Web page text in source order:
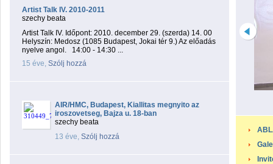
Artist Talk IV. 2010-2011
szechy beata
Artist Talk IV. Időpont: 2010. december 29. (szerda) 14. 00
Helyszín: Medosz (1085 Budapest, Jokai tér 9.) Az előadás
nyelve angol. 14:00 - 14:30 ...
15 éve, Szólj hozzá
AIR/HMC, Budapest, Kiallitas megnyito az
iroszovetseg, Bajza u. 18-ban
szechy beata
13 éve, Szólj hozzá